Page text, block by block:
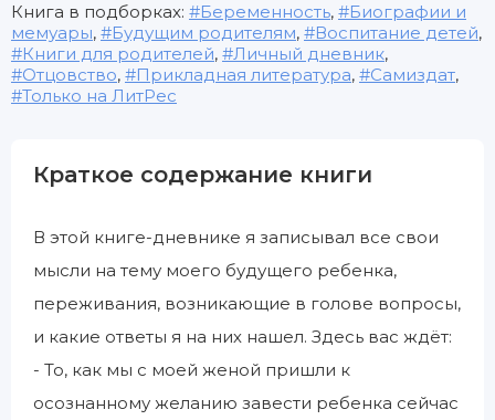
Книга в подборках: Беременность,
Биографии и
мемуары, Будущим родителям, Воспитание детей,
Книги для родителей, Личный дневник,
Отцовство, Прикладная литература, Самиздат,
Только на ЛитРес
Краткое содержание книги
В этой книге-дневнике я записывал все свои
мысли на тему моего будущего ребенка,
переживания, возникающие в голове вопросы,
и какие ответы я на них нашел. Здесь вас ждёт:
- То, как мы с моей женой пришли к
осознанному желанию завести ребенка сейчас